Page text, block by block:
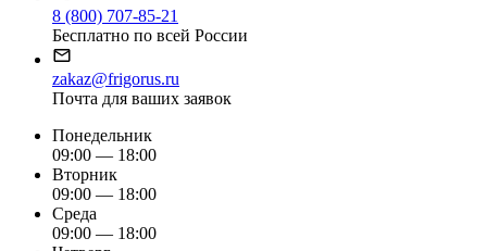
8 (800) 707-85-21
Бесплатно по всей России
zakaz@frigorus.ru
Почта для ваших заявок
Понедельник
09:00 — 18:00
Вторник
09:00 — 18:00
Среда
09:00 — 18:00